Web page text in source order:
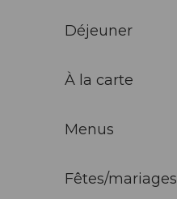
Déjeuner
À la carte
Menus
Fêtes/mariages